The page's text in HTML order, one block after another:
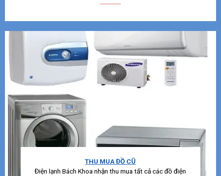
THU MUA ĐỒ CŨ
Điện lạnh Bách Khoa nhận thu mua tất cả các đồ điện